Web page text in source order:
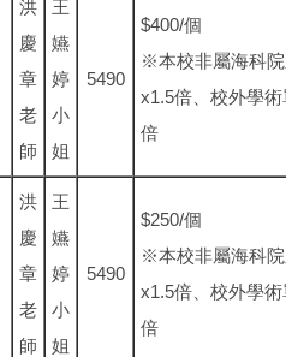
洪
慶
章
老
師
王
嬿
婷
小
姐
5490
$400/個
※本校非屬海科
x1.5倍、校外學
倍
洪
慶
章
老
師
王
嬿
婷
小
姐
5490
$250/個
※本校非屬海科
x1.5倍、校外學
倍